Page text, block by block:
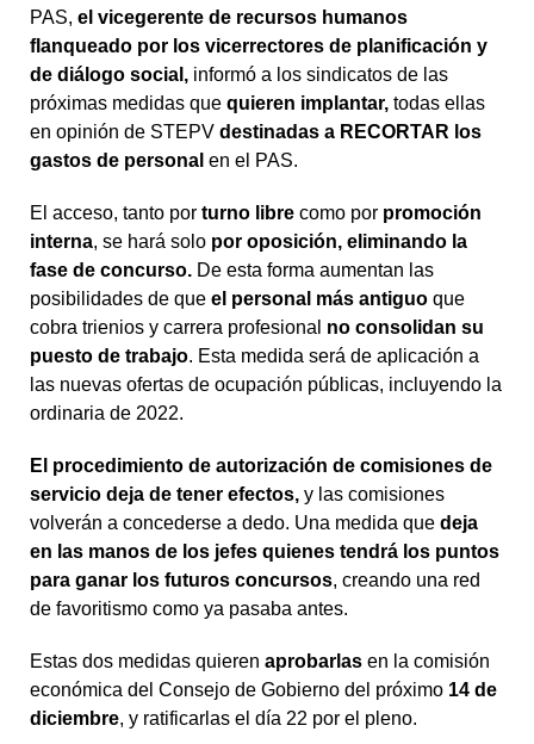
PAS, el vicegerente de recursos humanos
flanqueado por los vicerrectores de planificación y
de diálogo social, informó a los sindicatos de las
próximas medidas que quieren implantar, todas ellas
en opinión de STEPV destinadas a RECORTAR los
gastos de personal en el PAS.
El acceso, tanto por turno libre como por promoción
interna, se hará solo por oposición, eliminando la
fase de concurso. De esta forma aumentan las
posibilidades de que el personal más antiguo que
cobra trienios y carrera profesional no consolidan su
puesto de trabajo. Esta medida será de aplicación a
las nuevas ofertas de ocupación públicas, incluyendo la
ordinaria de 2022.
El procedimiento de autorización de comisiones de
servicio deja de tener efectos, y las comisiones
volverán a concederse a dedo. Una medida que deja
en las manos de los jefes quienes tendrá los puntos
para ganar los futuros concursos, creando una red
de favoritismo como ya pasaba antes.
Estas dos medidas quieren aprobarlas en la comisión
económica del Consejo de Gobierno del próximo 14 de
diciembre, y ratificarlas el día 22 por el pleno.